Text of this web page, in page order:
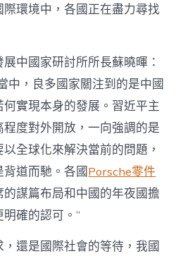
環境中，各國正在盡力尋找
中國家研討所所長蘇曉暉：
中，良多國家關注到的是中國
實現本身的發展。習近平主
度對外開放，一向強調的是
全球化來解決當前的問題，
背道而馳。各國Porsche零件
謀篇布局和中國的年夜國擔
確的認可。”
還是國際社會的等待，我國